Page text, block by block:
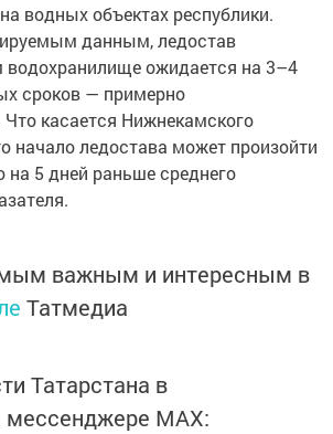
водных объектах республики.
данным, ледостав
ожидается на 3–4
сроков — примерно
Что касается Нижнекамского
начало ледостава может произойти
на 5 дней раньше среднего
важным и интересным в
Татмедиа
Татарстана в
мессенджере MАХ: